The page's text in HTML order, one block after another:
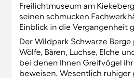
Freilichtmuseum am
seinen schmucken
Einblick in die Vergangenheit
Der Wildpark Schwarze
Wölfe, Bären, Luchse, Elche
bei denen Ihnen Greifvögel
beweisen. Wesentlich ruhiger